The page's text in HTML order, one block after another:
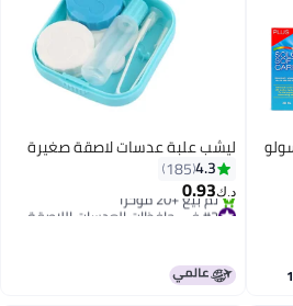
ليشب علبة عدسات لاصقة صغيرة
4.3
185
د.ك‏0.93
#2 في حافظات العدسات اللاصقة
أقل سعر في 30 يوم
#2 في حافظات العدسات اللاصقة